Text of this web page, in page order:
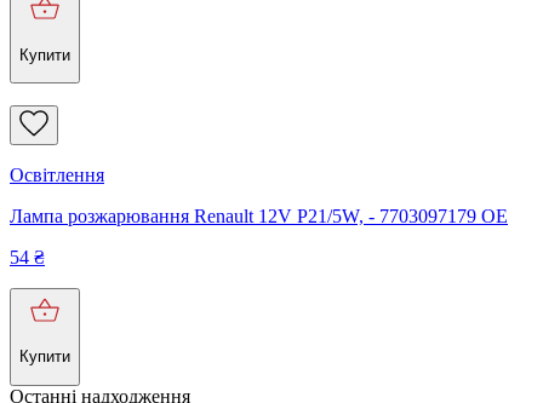
Купити
Освітлення
Лампа розжарювання Renault 12V P21/5W, - 7703097179 OE
54 ₴
Купити
Останні надходження